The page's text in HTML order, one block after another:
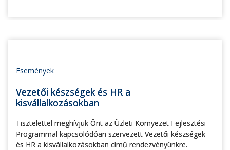
Események
Vezetői készségek és HR a
kisvállalkozásokban
Tisztelettel meghívjuk Önt az Üzleti Környezet Fejlesztési
Programmal kapcsolódóan szervezett Vezetői készségek
és HR a kisvállalkozásokban című rendezvényünkre.